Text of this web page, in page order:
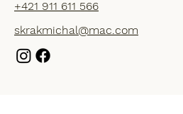
+421 911 611 566
skrakmichal@mac.com